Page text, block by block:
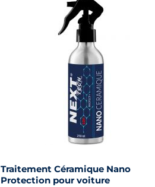
Traitement Céramique Nano
Protection pour voiture